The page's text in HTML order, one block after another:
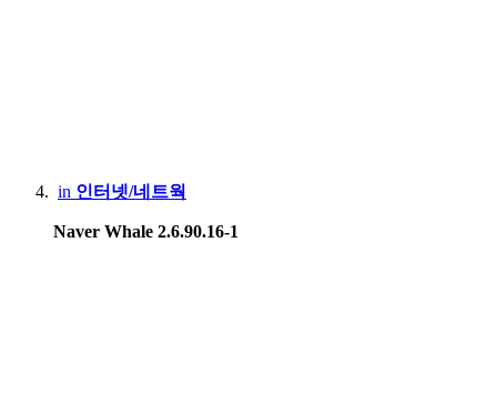
Microsoft Xbox 360, Xbox One X
Nintendo DS Lite, 3DS XL, Switch Lite, Switch
in 인터넷/네트웍
Naver Whale 2.6.90.16-1